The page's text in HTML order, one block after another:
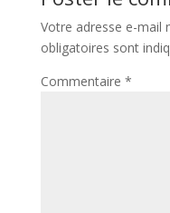
Votre adresse e-mail
obligatoires sont
Commentaire *